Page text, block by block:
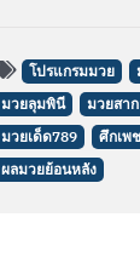
โปรแกรมมวย
มวยลุมพินี
มวยสา
มวยเด็ด789
ศึกเพ
ผลมวยย้อนหลัง